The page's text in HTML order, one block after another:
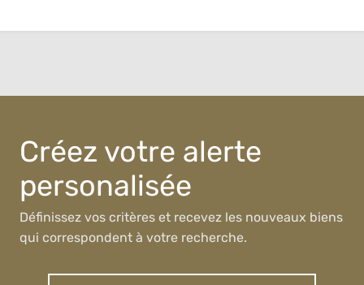
Créez votre alerte
personalisée
Définissez vos critères et recevez les nouveaux biens
qui correspondent à votre recherche.